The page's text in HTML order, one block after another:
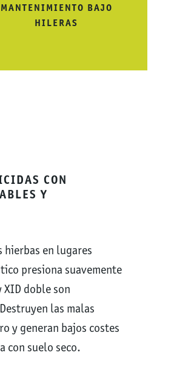
MANTENIMIENTO BAJO
HILERAS
CON
Y
hierbas en lugares
presiona suavemente
doble son
las malas
y generan bajos costes
con suelo seco.